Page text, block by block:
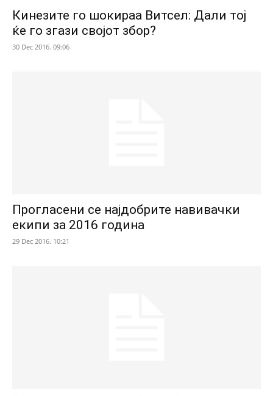
Кинезите го шокираа Витсел: Дали тој
ќе го згази својот збор?
30 Dec 2016. 09:06
Прогласени се најдобрите навивачки
екипи за 2016 година
29 Dec 2016. 10:21